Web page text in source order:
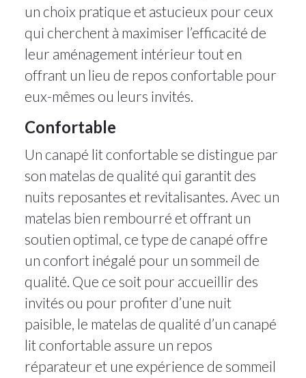
un choix pratique et astucieux pour ceux
qui cherchent à maximiser l’efficacité de
leur aménagement intérieur tout en
offrant un lieu de repos confortable pour
eux-mêmes ou leurs invités.
Confortable
Un canapé lit confortable se distingue par
son matelas de qualité qui garantit des
nuits reposantes et revitalisantes. Avec un
matelas bien rembourré et offrant un
soutien optimal, ce type de canapé offre
un confort inégalé pour un sommeil de
qualité. Que ce soit pour accueillir des
invités ou pour profiter d’une nuit
paisible, le matelas de qualité d’un canapé
lit confortable assure un repos
réparateur et une expérience de sommeil